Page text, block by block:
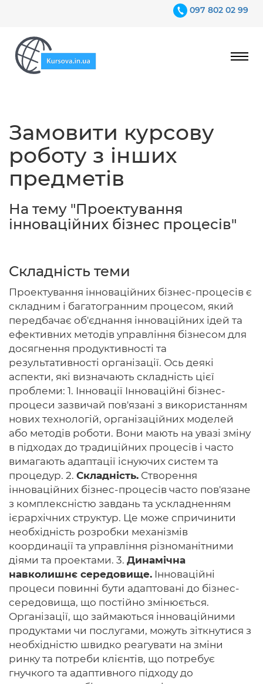
097 802 02 99
Замовити курсову
роботу з інших
предметів
На тему "Проектування
інноваційних бізнес процесів"
Складність теми
Проектування інноваційних бізнес-процесів є
складним і багатогранним процесом, який
передбачає об'єднання інноваційних ідей та
ефективних методів управління бізнесом для
досягнення продуктивності та
результативності організації. Ось деякі
аспекти, які визначають складність цієї
проблеми: 1. Інновації Інноваційні бізнес-
процеси зазвичай пов'язані з використанням
нових технологій, організаційних моделей
або методів роботи. Вони мають на увазі зміну
в підходах до традиційних процесів і часто
вимагають адаптації існуючих систем та
процедур. 2. Складність. Створення
інноваційних бізнес-процесів часто пов'язане
з комплексністю завдань та ускладненням
ієрархічних структур. Це може спричинити
необхідність розробки механізмів
координації та управління різноманітними
діями та проектами. 3. Динамічна
навколишнє середовище. Інноваційні
процеси повинні бути адаптовані до бізнес-
середовища, що постійно змінюється.
Організації, що займаються інноваційними
продуктами чи послугами, можуть зіткнутися з
необхідністю швидко реагувати на зміни
ринку та потреби клієнтів, що потребує
гнучкого та адаптивного підходу до
Гарантії
Відгуки
Контакти
Головна
Авторам
Умови
Вхiд